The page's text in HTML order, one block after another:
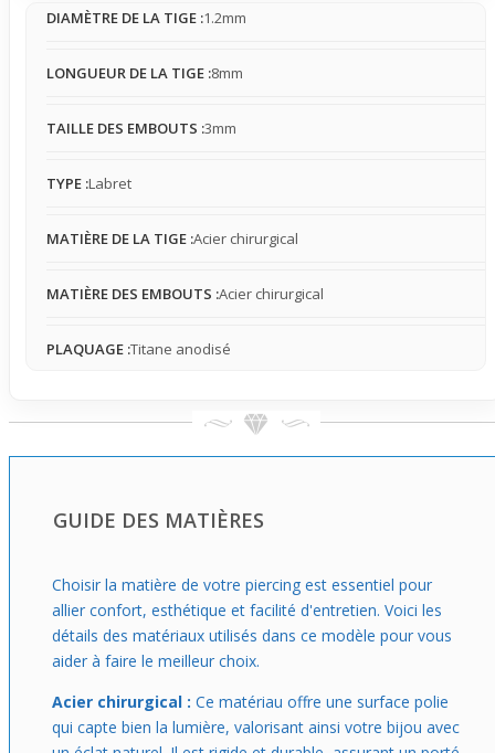
déplacements gênants. Le plaquage en titane anodisé
réactions, ce qui est rassurant pour les peaux sensibles.
personnelle.
En quête d’un détail coloré pratique à porter quelques
toute simplicité. Son design précis et sa matière douce
divers styles, particulièrement adapté à ceux qui veulent
tolérance pour les peaux sensibles.
DIAMÈTRE DE LA TIGE :1.2mm
LONGUEUR DE LA TIGE :8mm
TAILLE DES EMBOUTS :3mm
TYPE :Labret
MATIÈRE DE LA TIGE :Acier chirurgical
MATIÈRE DES EMBOUTS :Acier chirurgical
PLAQUAGE :Titane anodisé
GUIDE DES MATIÈRES
Choisir la matière de votre piercing est essentiel pour
allier confort, esthétique et facilité d'entretien. Voici les
détails des matériaux utilisés dans ce modèle pour vous
aider à faire le meilleur choix.
Acier chirurgical : Ce matériau offre une surface polie
qui capte bien la lumière, valorisant ainsi votre bijou avec